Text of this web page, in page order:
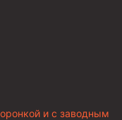
и с заводным